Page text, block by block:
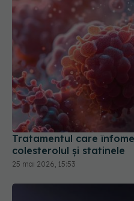
Tratamentul care
colesterolul și statinele
25 mai 2026, 15:53